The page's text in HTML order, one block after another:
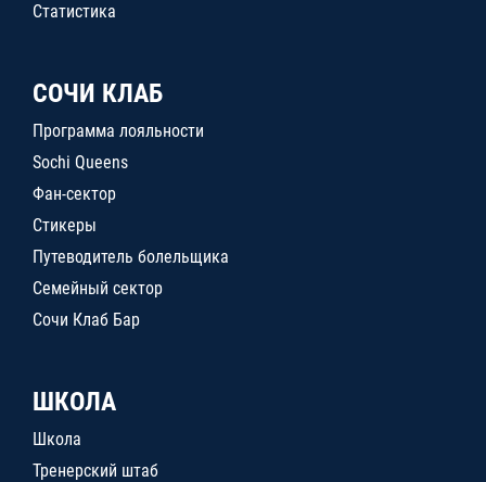
Статистика
СОЧИ КЛАБ
Программа лояльности
Sochi Queens
Фан-сектор
Стикеры
Путеводитель болельщика
Семейный сектор
Сочи Клаб Бар
ШКОЛА
Школа
Тренерский штаб